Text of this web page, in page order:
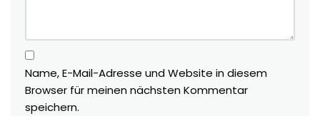
Name, E-Mail-Adresse und Website in diesem
Browser für meinen nächsten Kommentar
speichern.